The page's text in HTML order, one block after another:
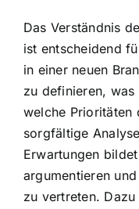
Das Verständnis
ist entscheidend
in einer neuen
zu definieren, was
welche Prioritäten
sorgfältige
Erwartungen
argumentieren
zu vertreten.